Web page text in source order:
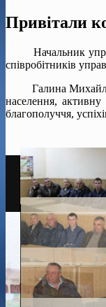
Привітали
Начальник
співробітників
Галина
населення,
благополуччя,